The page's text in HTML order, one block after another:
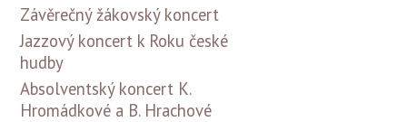
Závěrečný žákovský koncert
Jazzový koncert k Roku české
hudby
Absolventský koncert K.
Hromádkové a B. Hrachové